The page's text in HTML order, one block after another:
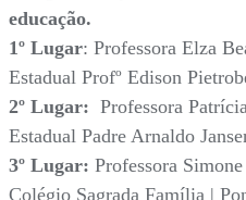
educação.
1º Lugar: Professora Elza
Estadual Profº Edison
2º Lugar: Professora
Estadual Padre Arnaldo
3º Lugar: Professora
Colégio Sagrada Família |